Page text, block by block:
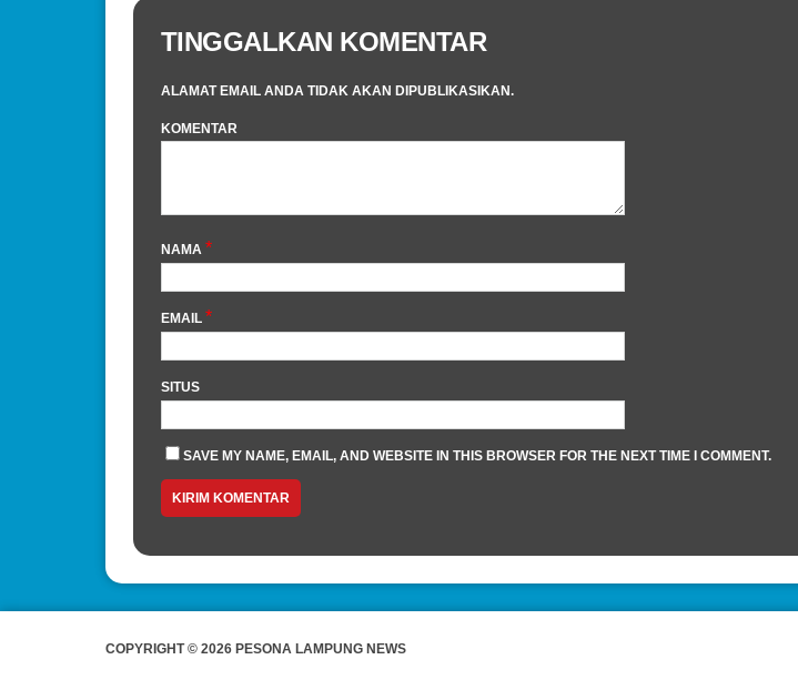
TINGGALKAN KOMENTAR
ALAMAT EMAIL ANDA TIDAK AKAN DIPUBLIKASIKAN.
KOMENTAR
NAMA *
EMAIL *
SITUS
SAVE MY NAME, EMAIL, AND WEBSITE IN THIS BROWSER FOR THE NEXT TIME I COMMENT.
COPYRIGHT © 2026 PESONA LAMPUNG NEWS